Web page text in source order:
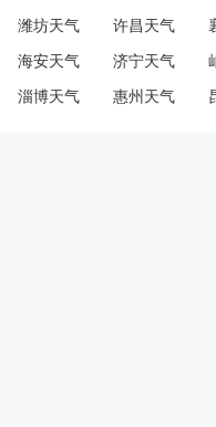
潍坊天气 许昌天气
海安天气 济宁天气
淄博天气 惠州天气